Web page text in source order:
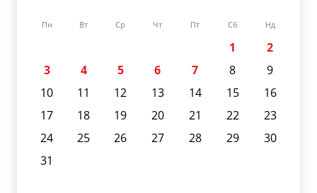
Пн Вт Ср Чт Пт Сб Нд
1
2
3
4 5 6 7 8
9
10
11 12 13 14 15
16
17
18 19 20 21 22
23
24
25 26 27 28 29
30
31